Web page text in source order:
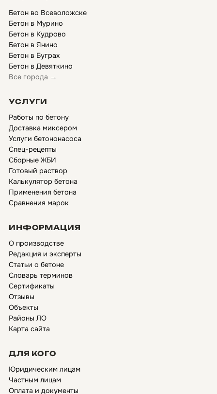
Бетон во Всеволожске
Бетон в Мурино
Бетон в Кудрово
Бетон в Янино
Бетон в Буграх
Бетон в Девяткино
Все города →
УСЛУГИ
Работы по бетону
Доставка миксером
Услуги бетононасоса
Спец-рецепты
Сборные ЖБИ
Готовый раствор
Калькулятор бетона
Применения бетона
Сравнения марок
ИНФОРМАЦИЯ
О производстве
Редакция и эксперты
Статьи о бетоне
Словарь терминов
Сертификаты
Отзывы
Объекты
Районы ЛО
Карта сайта
ДЛЯ КОГО
Юридическим лицам
Частным лицам
Оплата и документы